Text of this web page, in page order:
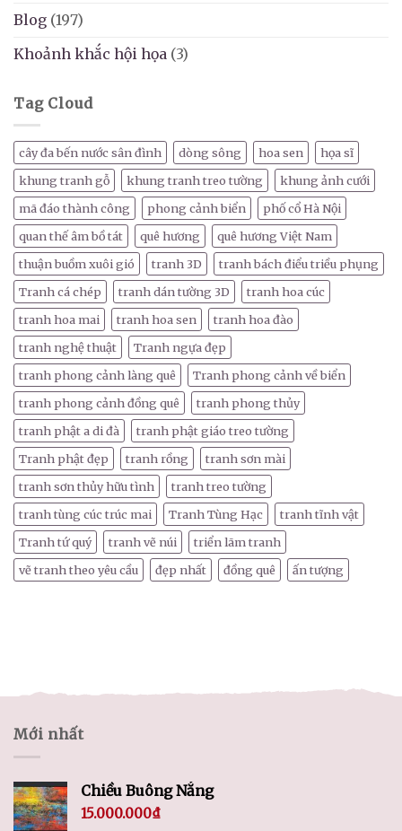
Blog (197)
Khoảnh khắc hội họa (3)
Tag Cloud
cây đa bến nước sân đình dòng sông hoa sen
họa sĩ
khung tranh gỗ
khung tranh treo tường
khung ảnh cưới
mã đáo thành công
phong cảnh biển
phố cổ Hà Nội
quan thế âm bồ tát
quê hương
quê hương Việt Nam
thuận buồm xuôi gió
tranh 3D
tranh bách điểu triều phụng
Tranh cá chép
tranh dán tường 3D
tranh hoa cúc
tranh hoa mai
tranh hoa sen
tranh hoa đào
tranh nghệ thuật
Tranh ngựa đẹp
tranh phong cảnh làng quê
Tranh phong cảnh về biển
tranh phong cảnh đồng quê
tranh phong thủy
tranh phật a di đà
tranh phật giáo treo tường
Tranh phật đẹp
tranh rồng
tranh sơn mài
tranh sơn thủy hữu tình
tranh treo tường
tranh tùng cúc trúc mai
Tranh Tùng Hạc
tranh tĩnh vật
Tranh tứ quý
tranh vẽ núi
triển lãm tranh
vẽ tranh theo yêu cầu
đẹp nhất đồng quê ấn tượng
Mới nhất
Chiều Buông Nắng
15.000.000₫